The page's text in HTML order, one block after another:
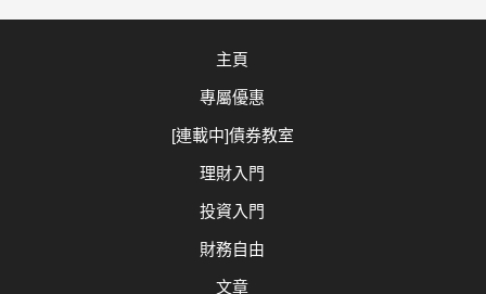
主頁
專屬優惠
[連載中]債券教室
理財入門
投資入門
財務自由
文章